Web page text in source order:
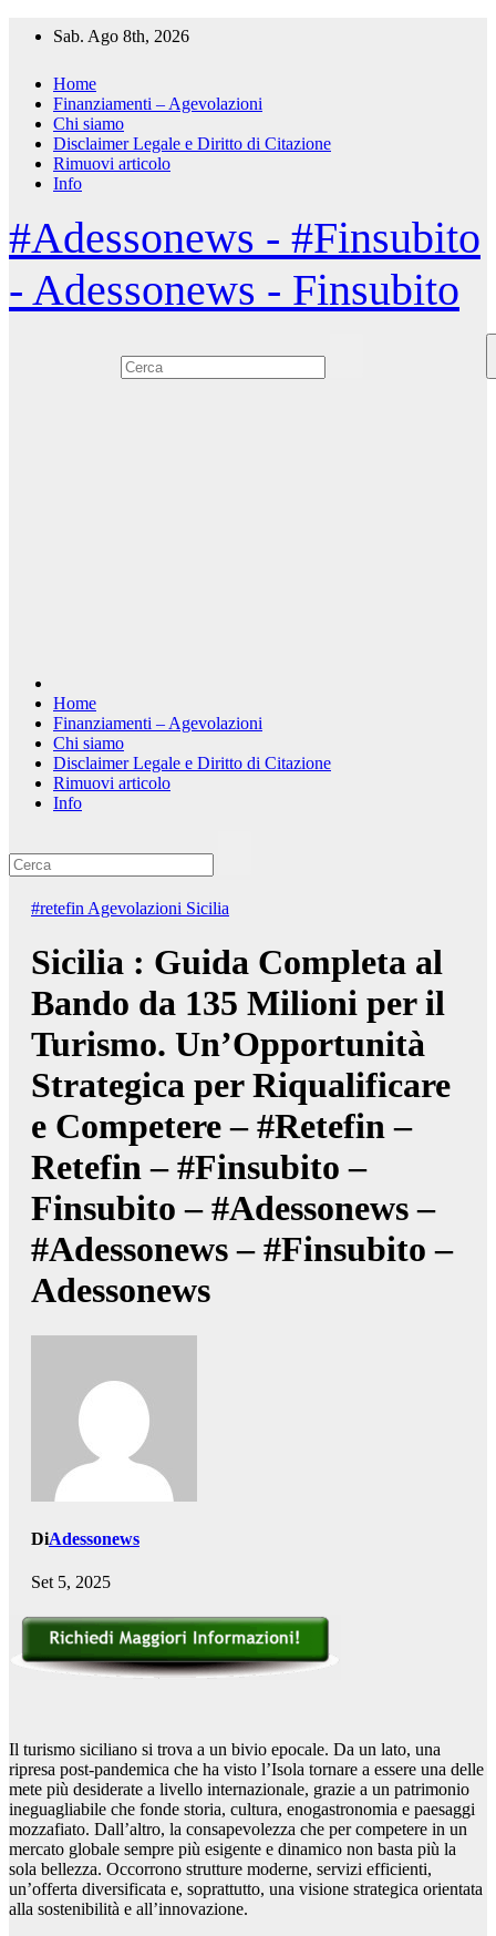
Sab. Ago 8th, 2026
Home
Finanziamenti – Agevolazioni
Chi siamo
Disclaimer Legale e Diritto di Citazione
Rimuovi articolo
Info
#Adessonews - #Finsubito
- Adessonews - Finsubito
Home
Finanziamenti – Agevolazioni
Chi siamo
Disclaimer Legale e Diritto di Citazione
Rimuovi articolo
Info
#retefin Agevolazioni Sicilia
Sicilia : Guida Completa al
Bando da 135 Milioni per il
Turismo. Un’Opportunità
Strategica per Riqualificare
e Competere – #Retefin –
Retefin – #Finsubito –
Finsubito – #Adessonews –
#Adessonews – #Finsubito –
Adessonews
DiAdessonews
Set 5, 2025
Il turismo siciliano si trova a un bivio epocale. Da un lato, una
ripresa post-pandemica che ha visto l’Isola tornare a essere una delle
mete più desiderate a livello internazionale, grazie a un patrimonio
ineguagliabile che fonde storia, cultura, enogastronomia e paesaggi
mozzafiato. Dall’altro, la consapevolezza che per competere in un
mercato globale sempre più esigente e dinamico non basta più la
sola bellezza. Occorrono strutture moderne, servizi efficienti,
un’offerta diversificata e, soprattutto, una visione strategica orientata
alla sostenibilità e all’innovazione.